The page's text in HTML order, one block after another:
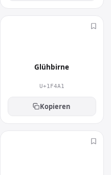
Glühbirne
U+1F4A1
Kopieren